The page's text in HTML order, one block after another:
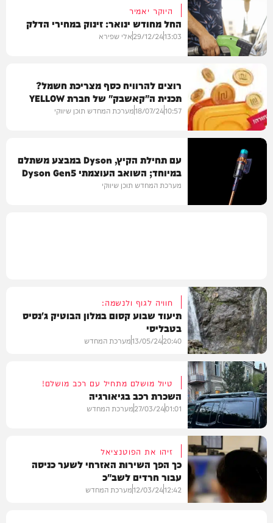
בארץ
היוקר יאמיר
החל מחודש ינואר: זינוק במחירי הדלק
13:03
29/12/24אלי שפירא
צרכנות
רוצים להרוויח כסף מצריכת חשמל?
תכנית ה"קאשבק" של חברת YELLOW
10:57
18/07/24מערכת המחדש תוכן שיווקי
עם תחילת הקיץ, Dyson במבצע משתלם
במיוחד; השואב העוצמתי Dyson Gen5
absolute בהנחה של 600 ₪
מערכת המחדש תוכן שיווקי
צרכנות
חוויה לגוף ולנשמה:
תיעוד שבוע קסום במלון הבוטיק ג'נסיס
בטבליסי
20:40
13/05/24מערכת המחדש
טיול מושלם מתחיל עם רכב מושלם!
השכרת רכב בגיאורגיה
01:01
27/03/24מערכת המחדש
זיהו את הפוטנציאל
כך הפך השירות האזרחי לשער כניסה
עבור חרדים לשב"כ
12:42
12/03/24מערכת המחדש